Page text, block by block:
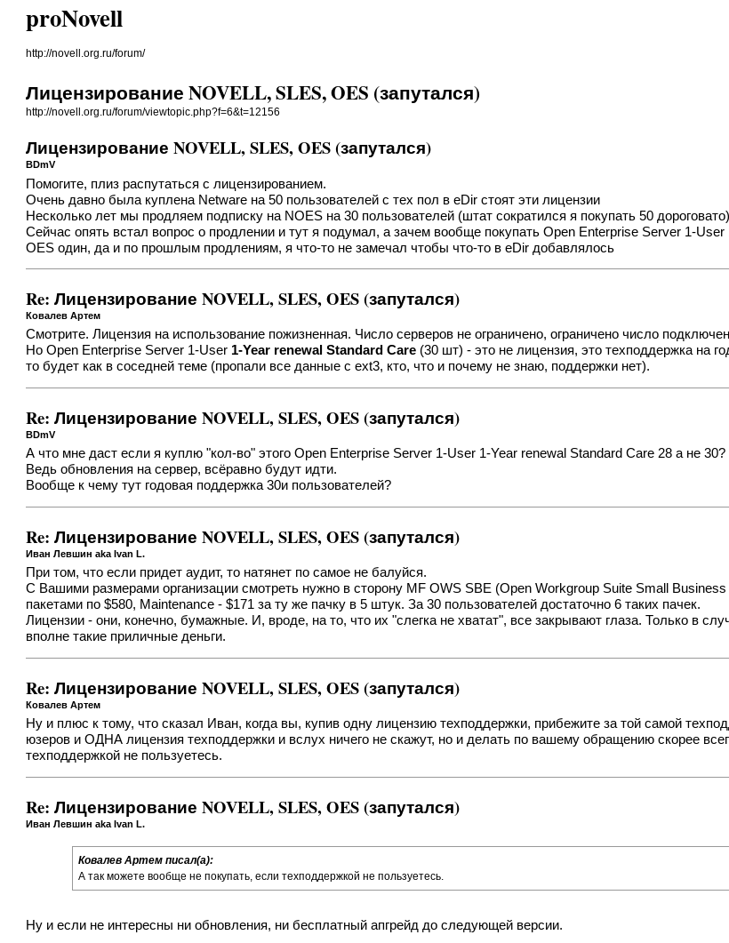
proNovell
http://novell.org.ru/forum/
Лицензирование NOVELL, SLES, OES (запутался)
http://novell.org.ru/forum/viewtopic.php?f=6&t=12156
Лицензирование NOVELL, SLES, OES (запутался)
BDmV
Помогите, плиз распутаться с лицензированием.
Очень давно была куплена Netware на 50 пользователей c тех пол в eDir стоят эти лицензии
Несколько лет мы продляем подписку на NOES на 30 пользователей (штат сократился я покупать 50 дороговато)
Сейчас опять встал вопрос о продлении и тут я подумал, а зачем вообще покупать Open Enterprise Server 1-
OES один, да и по прошлым продлениям, я что-то не замечал чтобы что-то в eDir добавлялось
Re: Лицензирование NOVELL, SLES, OES (запутался)
Ковалев Артем
Смотрите. Лицензия на использование пожизненная. Число серверов не ограничено, ограничено число
Но Open Enterprise Server 1-User 1-Year renewal Standard Care (30 шт) - это не лицензия, это техподдержка на
то будет как в соседней теме (пропали все данные с ext3, кто, что и почему не знаю, поддержки нет).
Re: Лицензирование NOVELL, SLES, OES (запутался)
BDmV
А что мне даст если я куплю "кол-во" этого Open Enterprise Server 1-User 1-Year renewal Standard Care 28 а не
Ведь обновления на сервер, всёравно будут идти.
Вообще к чему тут годовая поддержка 30и пользователей?
Re: Лицензирование NOVELL, SLES, OES (запутался)
Иван Левшин aka Ivan L.
При том, что если придет аудит, то натянет по самое не балуйся.
С Вашими размерами организации смотреть нужно в сторону MF OWS SBE (Open Workgroup Suite Small
пакетами по $580, Maintenance - $171 за ту же пачку в 5 штук. За 30 пользователей достаточно 6 таких пачек.
Лицензии - они, конечно, бумажные. И, вроде, на то, что их "слегка не хватат", все закрывают глаза. Только в
вполне такие приличные деньги.
Re: Лицензирование NOVELL, SLES, OES (запутался)
Ковалев Артем
Ну и плюс к тому, что сказал Иван, когда вы, купив одну лицензию техподдержки, прибежите за той самой
юзеров и ОДНА лицензия техподдержки и вслух ничего не скажут, но и делать по вашему обращению скорее
техподдержкой не пользуетесь.
Re: Лицензирование NOVELL, SLES, OES (запутался)
Иван Левшин aka Ivan L.
Ковалев Артем писал(а):
А так можете вообще не покупать, если техподдержкой не пользуетесь.
Ну и если не интересны ни обновления, ни бесплатный апгрейд до следующей версии.